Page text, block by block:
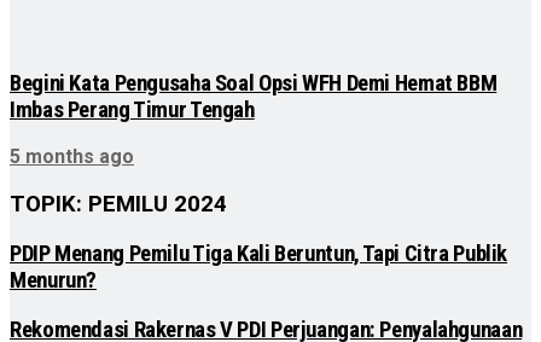
Begini Kata Pengusaha Soal Opsi WFH Demi Hemat BBM
Imbas Perang Timur Tengah
5 months ago
TOPIK: PEMILU 2024
PDIP Menang Pemilu Tiga Kali Beruntun, Tapi Citra Publik
Menurun?
Rekomendasi Rakernas V PDI Perjuangan: Penyalahgunaan